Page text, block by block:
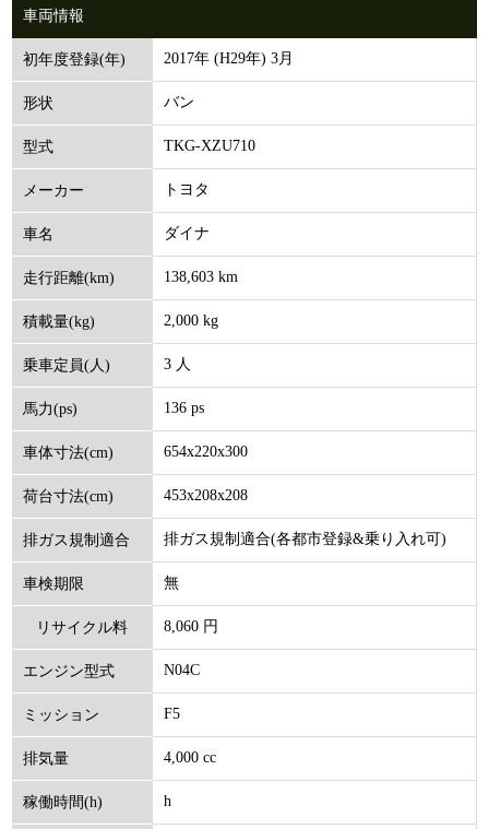
車両情報
初年度登録(年) 2017年 (H29年) 3月
形状 バン
型式 TKG-XZU710
メーカー トヨタ
車名 ダイナ
走行距離(km) 138,603 km
積載量(kg) 2,000 kg
乗車定員(人) 3 人
馬力(ps) 136 ps
車体寸法(cm) 654x220x300
荷台寸法(cm) 453x208x208
排ガス規制適合 排ガス規制適合(各都市登録&乗り入れ可)
車検期限 無
リサイクル料
(円)
8,060 円
エンジン型式 N04C
ミッション F5
排気量 4,000 cc
稼働時間(h) h